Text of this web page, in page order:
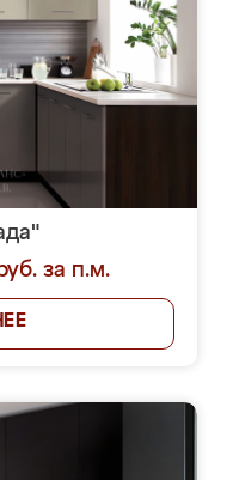
за п.м.